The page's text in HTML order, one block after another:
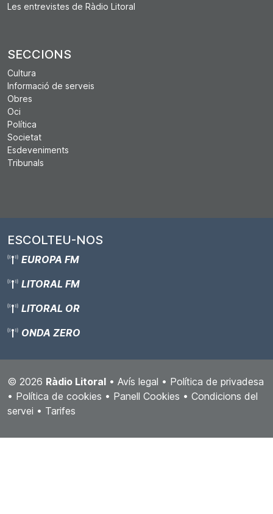
Les entrevistes de Ràdio Litoral
SECCIONS
Cultura
Informació de serveis
Obres
Oci
Política
Societat
Esdeveniments
Tribunals
ESCOLTEU-NOS
EUROPA FM
LITORAL FM
LITORAL OR
ONDA ZERO
© 2026 Ràdio Litoral • Avís legal • Política de privadesa
• Política de cookies • Panell Cookies • Condicions del
servei • Tarifes